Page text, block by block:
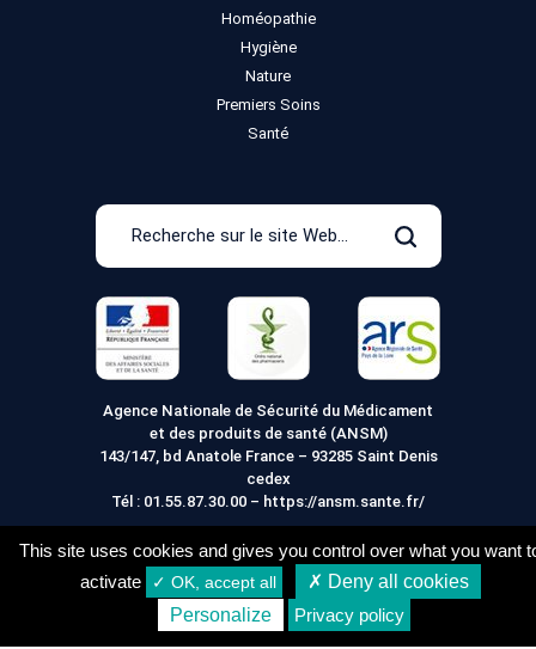
Acheter
Homéopathie
Hygiène
Nature
Premiers Soins
Santé
Recherche
le
site
Web
Rechercher
Agence Nationale de Sécurité du Médicament
et des produits de santé (ANSM)
143/147, bd Anatole France – 93285 Saint Denis
cedex
Tél : 01.55.87.30.00 – https://ansm.sante.fr/
Mentions légales
Conditions générales de vente
Conditions de Livraison
Vie Privée
This site uses cookies and gives you control over what you want
activate
✓ OK, accept all
✗ Deny all cookies
Personalize
Privacy policy